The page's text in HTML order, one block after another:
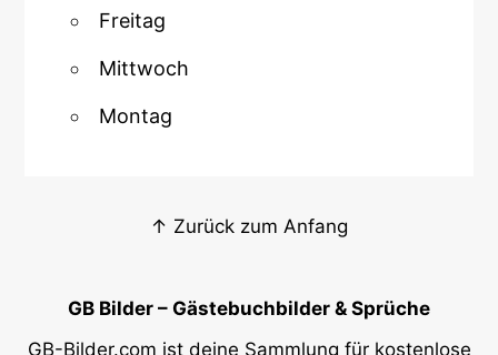
Freitag
Mittwoch
Montag
↑ Zurück zum Anfang
GB Bilder – Gästebuchbilder & Sprüche
GB-Bilder.com ist deine Sammlung für kostenlose